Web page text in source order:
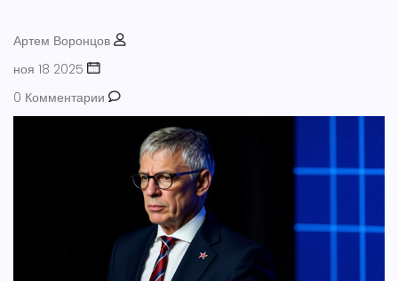
Артем Воронцов
ноя 18 2025
0 Комментарии